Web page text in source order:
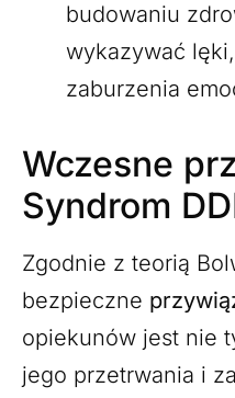
budowaniu
wykazywać lęki,
zaburzenia
Wczesne
Syndrom
Zgodnie z teorią
bezpieczne
opiekunów jest nie
jego przetrwania i